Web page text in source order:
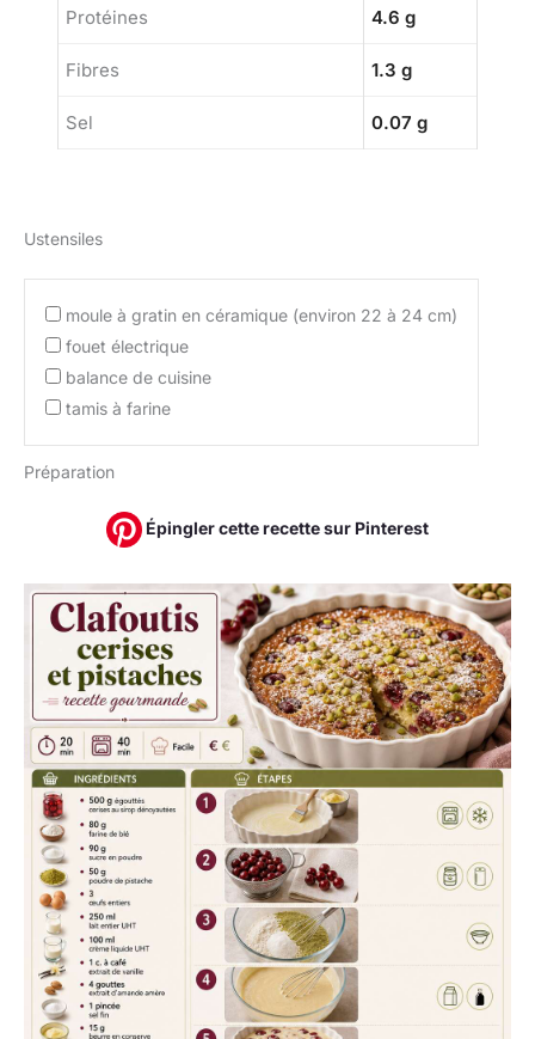
Protéines 4.6 g
Fibres 1.3 g
Sel 0.07 g
Ustensiles
moule à gratin en céramique (environ 22 à 24 cm)
fouet électrique
balance de cuisine
tamis à farine
Préparation
Épingler cette recette sur Pinterest